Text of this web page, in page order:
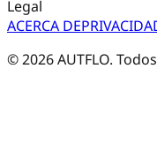
Legal
ACERCA DE
©2026AUTFLO.